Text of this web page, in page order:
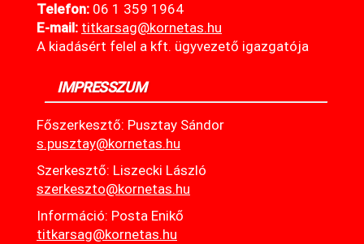
Telefon: 06 1 359 1964
E-mail: titkarsag@kornetas.hu
A kiadásért felel a kft. ügyvezető igazgatója
IMPRESSZUM
Főszerkesztő: Pusztay Sándor
s.pusztay@kornetas.hu
Szerkesztő: Liszecki László
szerkeszto@kornetas.hu
Információ: Posta Enikő
titkarsag@kornetas.hu